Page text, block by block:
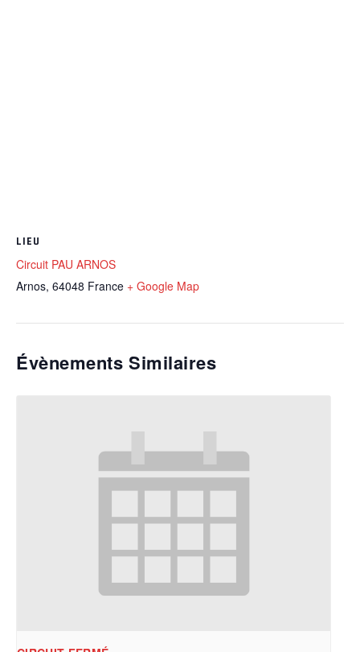
LIEU
Circuit PAU ARNOS
Arnos, 64048 France + Google Map
Évènements Similaires